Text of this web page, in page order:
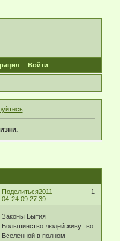
Войти
.
Поделиться 1
2011-
04-24 09:27:39
Законы Бытия
Большинство людей живут во
Вселенной в полном